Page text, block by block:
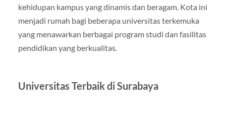
kehidupan kampus yang dinamis dan beragam. Kota ini
menjadi rumah bagi beberapa universitas terkemuka
yang menawarkan berbagai program studi dan fasilitas
pendidikan yang berkualitas.
Universitas Terbaik di Surabaya